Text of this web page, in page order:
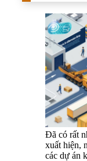
Đã có rất
xuất hiện,
các dự án